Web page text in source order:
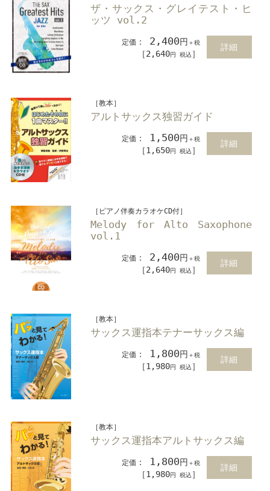
ザ・サックス・グレイテスト・ヒ
ッツ vol.2
定価 ： 2,400円 ＋税
［2,640円 税込 ］
詳細
［教本］
アルトサックス独習ガイド
定価 ： 1,500円 ＋税
［1,650円 税込 ］
詳細
［ピアノ伴奏カラオケCD付］
Melody for Alto Saxophone
vol.1
定価 ： 2,400円 ＋税
［2,640円 税込 ］
詳細
［教本］
サックス運指本テナーサックス編
定価 ： 1,800円 ＋税
［1,980円 税込 ］
詳細
［教本］
サックス運指本アルトサックス編
定価 ： 1,800円 ＋税
［1,980円 税込 ］
詳細